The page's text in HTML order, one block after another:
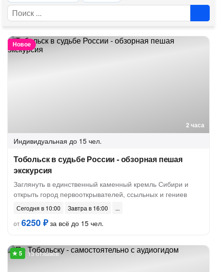
Новое
2 часа
Индивидуальная до 15 чел.
Тобольск в судьбе России - обзорная пешая
экскурсия
Заглянуть в единственный каменный кремль Сибири и
открыть город первооткрывателей, ссыльных и гениев
Сегодня в 10:00
Завтра в 16:00
от6250 ₽за всё до 15 чел.
13 отзывов